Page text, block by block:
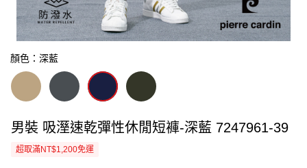
顏色：深藍
男裝 吸溼速乾彈性休閒短褲-深藍 7247961-39
超取滿NT$1,200免運